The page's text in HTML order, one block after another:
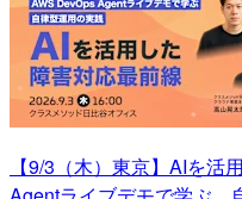
【9/3（木）東京】AIを活